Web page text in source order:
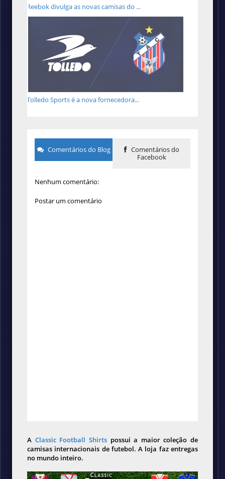
Reebok divulga as novas camisas do ...
Tolledo Sports é a nova fornecedora...
Comentários do Blog
Comentários do
Facebook
Nenhum comentário:
Postar um comentário
A Classic Football Shirts possui a maior coleção de
camisas internacionais de futebol. A loja faz entregas
no mundo inteiro.